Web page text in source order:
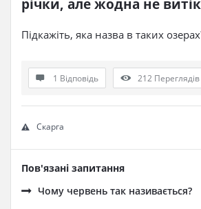
річки, але жодна не
Підкажіть, яка назва в таких
1 Відповідь 212 Переглядів
Скарга
Пов'язані запитання
Чому червень так називається?